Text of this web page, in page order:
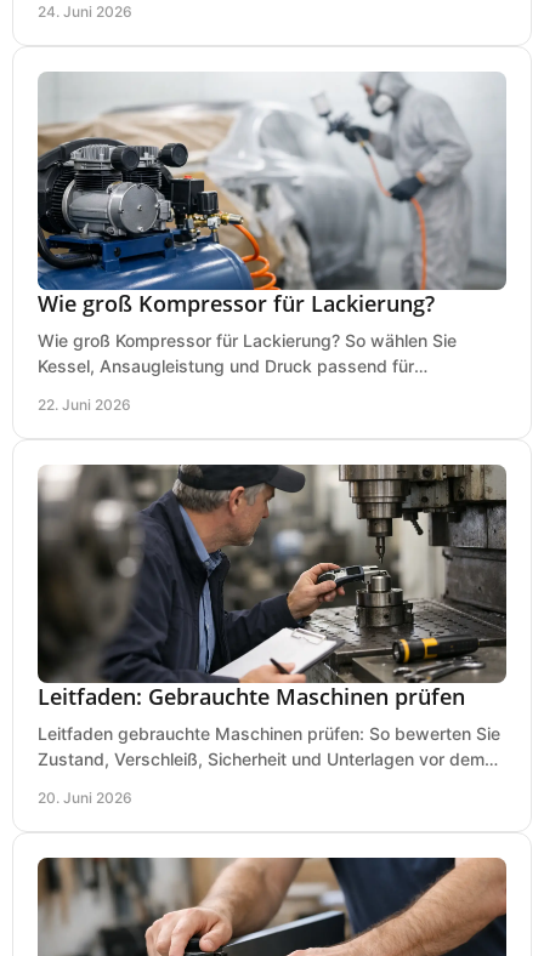
24. Juni 2026
Wie groß Kompressor für Lackierung?
Wie groß Kompressor für Lackierung? So wählen Sie
Kessel, Ansaugleistung und Druck passend für
22. Juni 2026
Leitfaden: Gebrauchte Maschinen prüfen
Leitfaden gebrauchte Maschinen prüfen: So bewerten Sie
Zustand, Verschleiß, Sicherheit und Unterlagen vor dem
20. Juni 2026